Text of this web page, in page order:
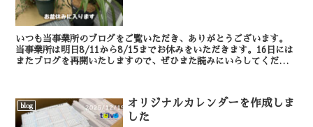
いつも当事業所のブログをご覧いただき、ありがとうございます。
当事業所は明日8/11から8/15までお休みをいただきます。16日には
またブログを再開いたしますので、ぜひまた読みにいらしてくださ
blog
オリジナルカレンダーを作成しま
した